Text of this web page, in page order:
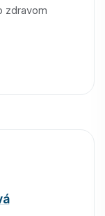
zdravom